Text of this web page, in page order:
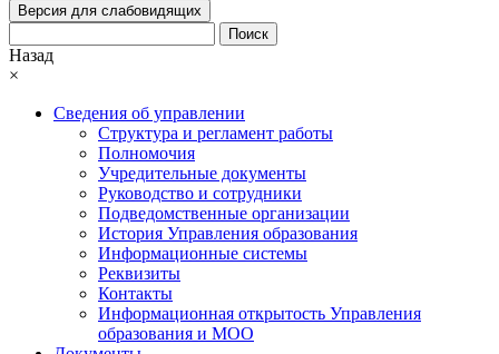
Версия для слабовидящих
Поиск
Назад
×
Сведения об управлении
Структура и регламент работы
Полномочия
Учредительные документы
Руководство и сотрудники
Подведомственные организации
История Управления образования
Информационные системы
Реквизиты
Контакты
Информационная открытость Управления
образования и МОО